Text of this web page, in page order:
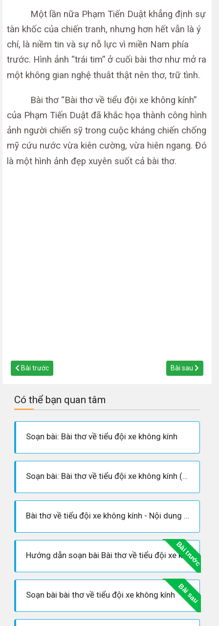
Một lần nữa Phạm Tiến Duật khẳng định sự
tàn khốc của chiến tranh, nhưng hơn hết vẫn là ý
chí, là niềm tin và sự nỗ lực vì miền Nam phía
trước. Hình ảnh “trái tim” ở cuối bài thơ như mở ra
một không gian nghệ thuât thật nên thơ, trữ tình.
Bài thơ “Bài thơ về tiểu đội xe không kính”
của Phạm Tiến Duật đã khắc họa thành công hình
ảnh người chiến sỹ trong cuộc kháng chiến chống
mỹ cứu nước vừa kiên cường, vừa hiên ngang. Đó
là một hình ảnh đẹp xuyên suốt cả bài thơ.
Bài trước Bài sau
Có thể bạn quan tâm
Soạn bài: Bài thơ về tiểu đội xe không kính
Soạn bài: Bài thơ về tiểu đội xe không kính (Siêu ngắn)
Bài thơ về tiểu đội xe không kính - Nội dung bài thơ, Hoàn cảnh sáng tác, Dàn ý phân tích tác phẩm
Bài trước
Hướng dẫn soạn bài Bài thơ về tiểu đội xe không kính - Phạm Tiến Duật
Bài sau
Soạn bài bài thơ về tiểu đội xe không kính